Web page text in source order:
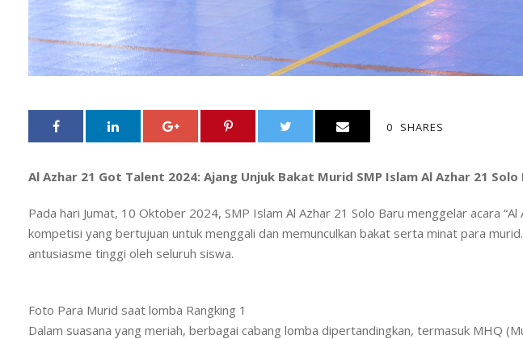
0 SHARES
Al Azhar 21 Got Talent 2024: Ajang Unjuk Bakat Murid SMP Islam Al Azhar 21 Solo
Pada hari Jumat, 10 Oktober 2024, SMP Islam Al Azhar 21 Solo Baru menggelar acara
kompetisi yang bertujuan untuk menggali dan memunculkan bakat serta minat para
antusiasme tinggi oleh seluruh siswa.
Foto Para Murid saat lomba Rangking 1
Dalam suasana yang meriah, berbagai cabang lomba dipertandingkan, termasuk MHQ